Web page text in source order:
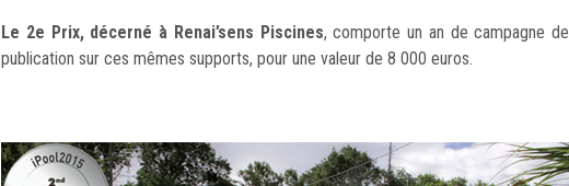
Le 2e Prix, décerné à Renai’sens Piscines, comporte un an de campagne de
publication sur ces mêmes supports, pour une valeur de 8 000 euros.